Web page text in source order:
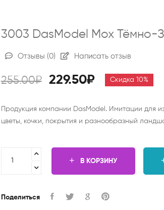
3003 DasModel Мох Тёмно-
Отзывы (0) Написать отзыв
255.00₽ 229.50₽ Скидка 10%
Продукция компании DasModel. Имитации для
цветы, кочки, покрытия и разнообразный
В КОРЗИНУ
Поделиться